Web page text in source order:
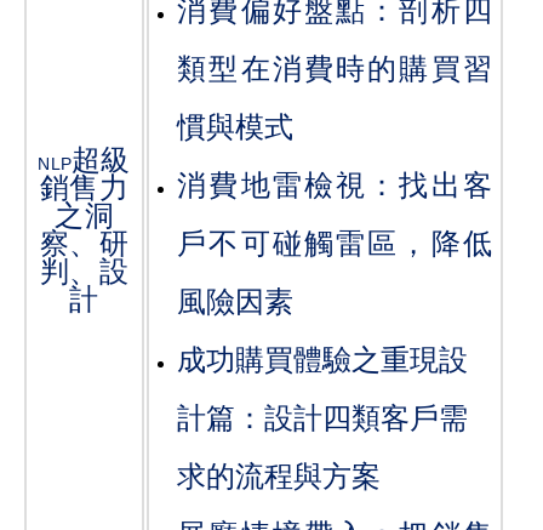
NLP超級
銷售力
之洞
察、研
判、設
計
消費偏好盤點：剖析四
類型在消費時的購買習
慣與模式
消費地雷檢視：找出客
戶不可碰觸雷區，降低
風險因素
成功購買體驗之重現設
計篇：設計四類客戶需
求的流程與方案